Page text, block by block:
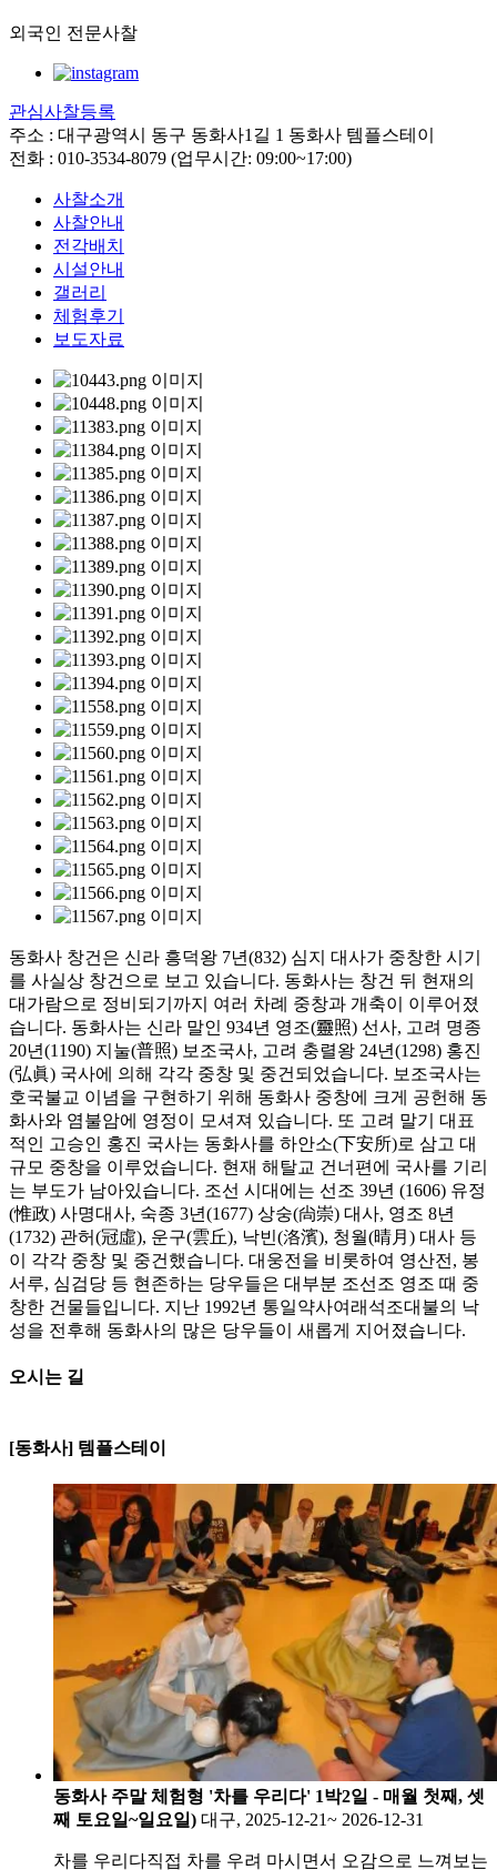
외국인 전문사찰
관심사찰등록
주소 : 대구광역시 동구 동화사1길 1 동화사 템플스테이
전화 : 010-3534-8079 (업무시간: 09:00~17:00)
사찰소개
사찰안내
전각배치
시설안내
갤러리
체험후기
보도자료
동화사 창건은 신라 흥덕왕 7년(832) 심지 대사가 중창한 시기
를 사실상 창건으로 보고 있습니다. 동화사는 창건 뒤 현재의
대가람으로 정비되기까지 여러 차례 중창과 개축이 이루어졌
습니다. 동화사는 신라 말인 934년 영조(靈照) 선사, 고려 명종
20년(1190) 지눌(普照) 보조국사, 고려 충렬왕 24년(1298) 홍진
(弘眞) 국사에 의해 각각 중창 및 중건되었습니다. 보조국사는
호국불교 이념을 구현하기 위해 동화사 중창에 크게 공헌해 동
화사와 염불암에 영정이 모셔져 있습니다. 또 고려 말기 대표
적인 고승인 홍진 국사는 동화사를 하안소(下安所)로 삼고 대
규모 중창을 이루었습니다. 현재 해탈교 건너편에 국사를 기리
는 부도가 남아있습니다. 조선 시대에는 선조 39년 (1606) 유정
(惟政) 사명대사, 숙종 3년(1677) 상숭(尙崇) 대사, 영조 8년
(1732) 관허(冠虛), 운구(雲丘), 낙빈(洛濱), 청월(晴月) 대사 등
이 각각 중창 및 중건했습니다. 대웅전을 비롯하여 영산전, 봉
서루, 심검당 등 현존하는 당우들은 대부분 조선조 영조 때 중
창한 건물들입니다. 지난 1992년 통일약사여래석조대불의 낙
성을 전후해 동화사의 많은 당우들이 새롭게 지어졌습니다.
오시는 길
[동화사]
사 템플스테이
전화:010-3534-8079 (업무시간:
09:00~17:00)
[동화사] 템플스테이
동화사 주말 체험형 '차를 우리다' 1박2일 - 매월 첫째, 셋
째 토요일~일요일) 대구, 2025-12-21~ 2026-12-31
차를 우리다직접 차를 우려 마시면서 오감으로 느껴보는